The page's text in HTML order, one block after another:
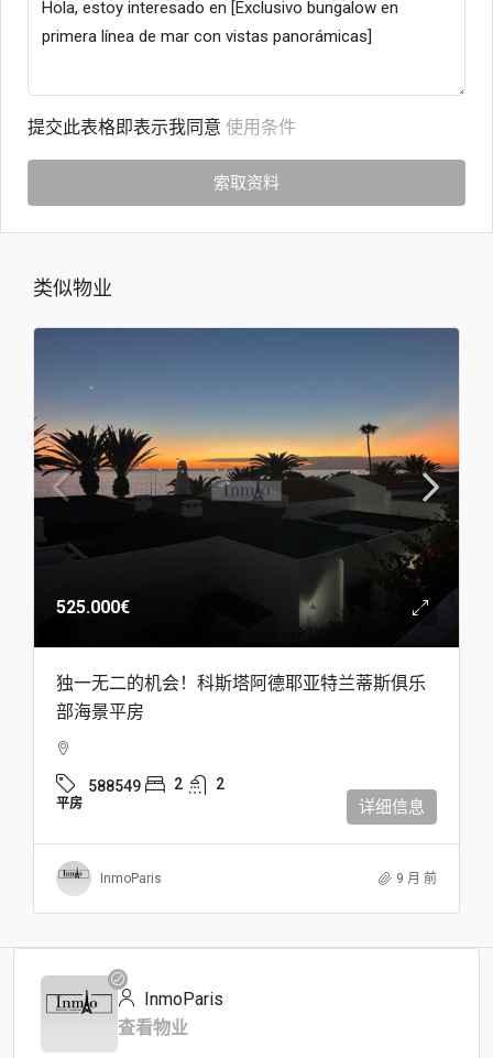
提交此表格即表示我同意 使用条件
索取资料
类似物业
525.000€
独一无二的机会！科斯塔阿德耶亚特兰蒂斯俱乐
部海景平房
588549 2 2
平房 详细信息
InmoParis 9 月 前
InmoParis
查看物业